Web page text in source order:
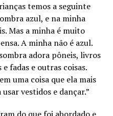
temos a seguinte
azul, e na minha
Mas a minha é muito
A minha não é azul.
adora pôneis, livros
fadas e outras coisas.
uma coisa que ela mais
vestidos e dançar.”